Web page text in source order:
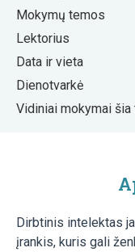
Mokymų temos
Lektorius
Data ir vieta
Dienotvarkė
Vidiniai mokymai šia
Dirbtinis intelektas
įrankis, kuris gali